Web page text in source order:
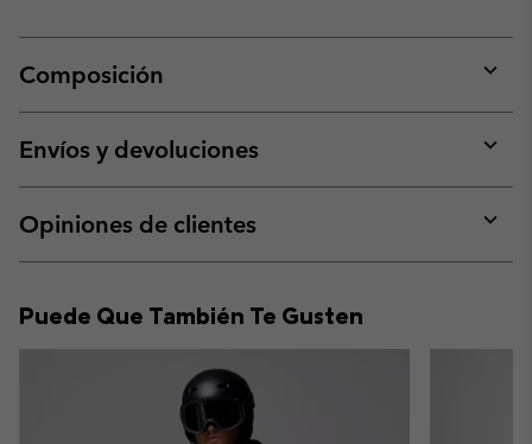
Composición
or
Envíos y devoluciones
or
Opiniones de clientes
or
Puede Que También Te Gusten